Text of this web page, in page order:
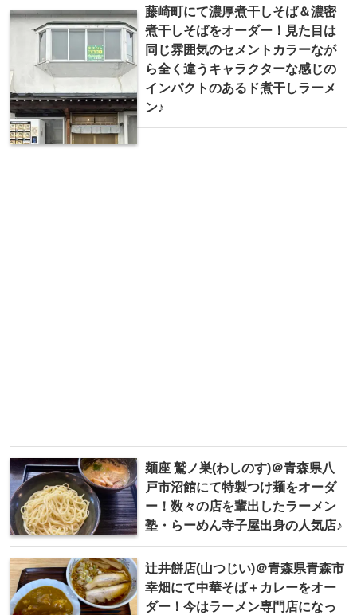
藤崎町にて濃厚煮干しそば＆濃密
煮干しそばをオーダー！見た目は
同じ雰囲気のセメントカラーなが
ら全く違うキャラクターな感じの
インパクトのあるド煮干しラーメ
ン♪
麺座 鷲ノ巣(わしのす)＠青森県八
戸市沼館にて特製つけ麺をオーダ
ー！数々の店を輩出したラーメン
塾・らーめん寺子屋出身の人気店♪
辻井餅店(山つじい)＠青森県青森市
幸畑にて中華そば＋カレーをオー
ダー！今はラーメン専門店になっ